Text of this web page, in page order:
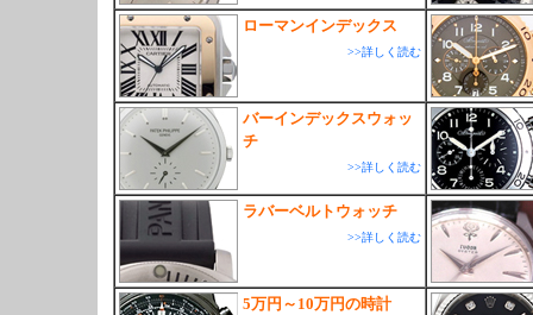
ローマンインデックス
>>詳しく読む
バーインデックスウォッ
チ
>>詳しく読む
ラバーベルトウォッチ
>>詳しく読む
5万円～10万円の時計